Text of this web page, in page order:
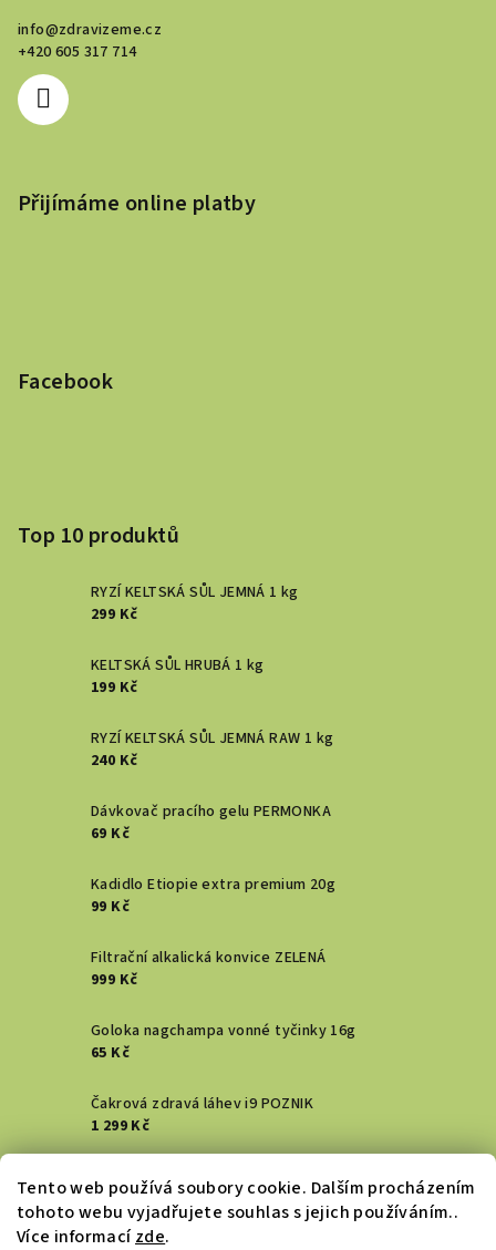
Tento web používá soubory cookie. Dalším procházením
tohoto webu vyjadřujete souhlas s jejich používáním..
Více informacízde.
info@zdravizeme.cz
+420 605 317 714
Přijímáme online platby
Facebook
Top 10 produktů
RYZÍ KELTSKÁ SŮL JEMNÁ 1 kg
299 Kč
KELTSKÁ SŮL HRUBÁ 1 kg
199 Kč
RYZÍ KELTSKÁ SŮL JEMNÁ RAW 1 kg
240 Kč
Dávkovač pracího gelu PERMONKA
69 Kč
Kadidlo Etiopie extra premium 20g
99 Kč
Filtrační alkalická konvice ZELENÁ
999 Kč
Goloka nagchampa vonné tyčinky 16g
65 Kč
Čakrová zdravá láhev i9 POZNIK
1 299 Kč
Vykuřovací svazek - Šalvěj bílá
129 Kč